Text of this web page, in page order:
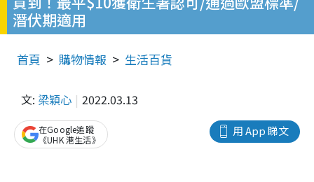
潛伏期適用
首頁 購物情報 生活百貨
文: 梁穎心 2022.03.13
用 App 睇文
在Google追蹤
《UHK 港生活》